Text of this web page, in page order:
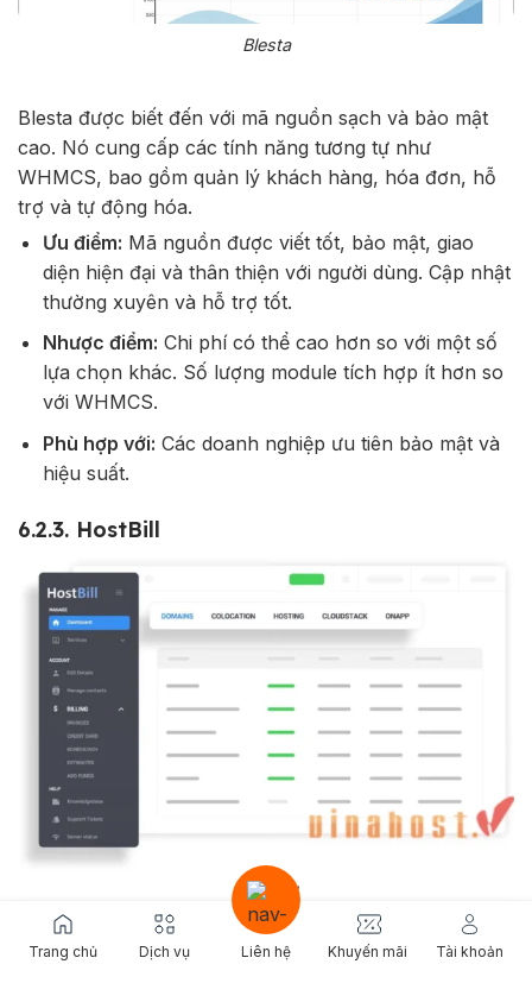
Blesta
Blesta được biết đến với mã nguồn sạch và bảo mật
cao. Nó cung cấp các tính năng tương tự như
WHMCS, bao gồm quản lý khách hàng, hóa đơn, hỗ
trợ và tự động hóa.
Ưu điểm: Mã nguồn được viết tốt, bảo mật, giao
diện hiện đại và thân thiện với người dùng. Cập nhật
thường xuyên và hỗ trợ tốt.
Nhược điểm: Chi phí có thể cao hơn so với một số
lựa chọn khác. Số lượng module tích hợp ít hơn so
với WHMCS.
Phù hợp với: Các doanh nghiệp ưu tiên bảo mật và
hiệu suất.
6.2.3. HostBill
Hostbill
HostBill là một nền tảng mạnh mẽ và linh hoạt, cung
Trang chủ Dịch vụ Liên hệ Khuyến mãi Tài khoản